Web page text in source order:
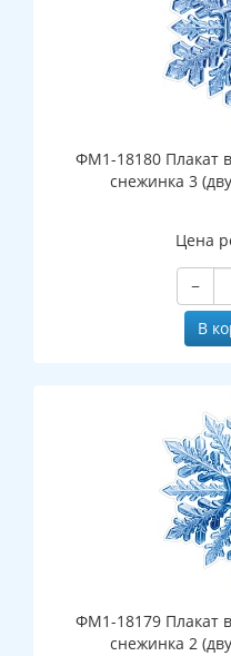
ФМ1-18180 Плакат
снежинка 3
Цена
−
В
ФМ1-18179 Плакат
снежинка 2